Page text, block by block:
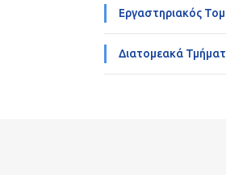
Εργαστηριακός
Διατομεακά